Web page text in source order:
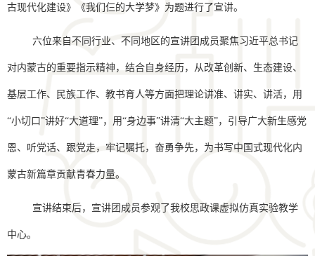
古现代化建设》《我们仨的大学梦》为题进行了宣讲。
六位来自不同行业、不同地区的宣讲团成员聚焦习近平总书记
对内蒙古的重要指示精神，结合自身经历，从改革创新、生态建设、
基层工作、民族工作、教书育人等方面把理论讲准、讲实、讲活，用
“小切口”讲好“大道理”，用“身边事”讲清“大主题”，引导广大新生感党
恩、听党话、跟党走，牢记嘱托，奋勇争先，为书写中国式现代化内
蒙古新篇章贡献青春力量。
宣讲结束后，宣讲团成员参观了我校思政课虚拟仿真实验教学
中心。